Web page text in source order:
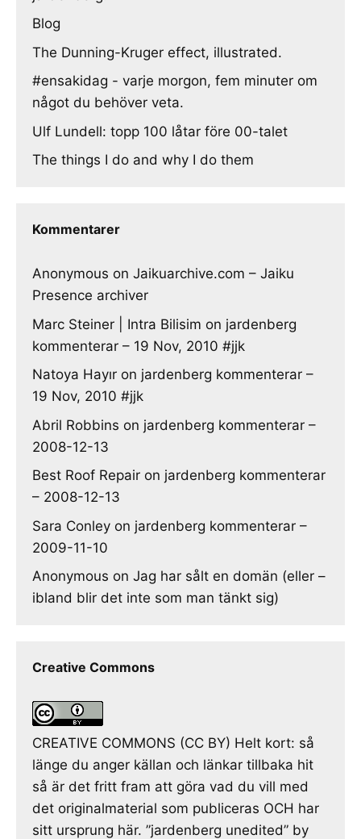
Blog
The Dunning-Kruger effect, illustrated.
#ensakidag - varje morgon, fem minuter om
något du behöver veta.
Ulf Lundell: topp 100 låtar före 00-talet
The things I do and why I do them
Kommentarer
Anonymous on Jaikuarchive.com – Jaiku
Presence archiver
Marc Steiner | Intra Bilisim on jardenberg
kommenterar – 19 Nov, 2010 #jjk
Natoya Hayır on jardenberg kommenterar –
19 Nov, 2010 #jjk
Abril Robbins on jardenberg kommenterar –
2008-12-13
Best Roof Repair on jardenberg kommenterar
– 2008-12-13
Sara Conley on jardenberg kommenterar –
2009-11-10
Anonymous on Jag har sålt en domän (eller –
ibland blir det inte som man tänkt sig)
Creative Commons
CREATIVE COMMONS (CC BY) Helt kort: så
länge du anger källan och länkar tillbaka hit
så är det fritt fram att göra vad du vill med
det originalmaterial som publiceras OCH har
sitt ursprung här. ”jardenberg unedited” by